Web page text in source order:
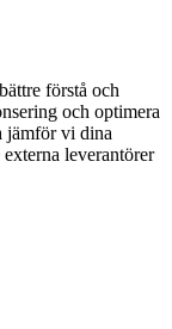
förstå och
och optimera
jämför vi dina
leverantörer